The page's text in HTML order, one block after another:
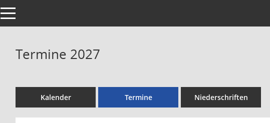
Toggle navigation
Termine 2027
Kalender Termine Niederschriften